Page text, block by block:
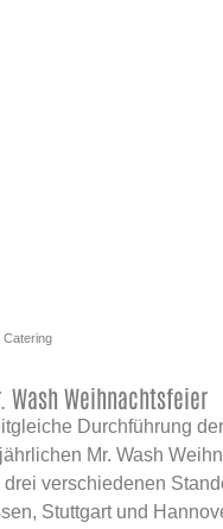
Catering
Wash Weihnachtsfeier
Durchführung der
Mr. Wash
drei verschiedenen
Stuttgart und